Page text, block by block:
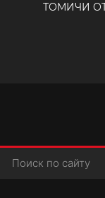
ТОМИЧИ